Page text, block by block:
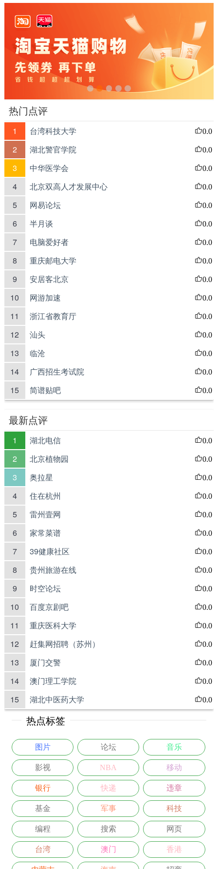
热门点评
1 台湾科技大学 0.0
2 湖北警官学院 0.0
3 中华医学会 0.0
4 北京双高人才发展中心 0.0
5 网易论坛 0.0
6 半月谈 0.0
7 电脑爱好者 0.0
8 重庆邮电大学 0.0
9 安居客北京 0.0
10 网游加速 0.0
11 浙江省教育厅 0.0
12 汕头 0.0
13 临沧 0.0
14 广西招生考试院 0.0
15 简谱贴吧 0.0
最新点评
1 湖北电信 0.0
2 北京植物园 0.0
3 奥拉星 0.0
4 住在杭州 0.0
5 雷州壹网 0.0
6 家常菜谱 0.0
7 39健康社区 0.0
8 贵州旅游在线 0.0
9 时空论坛 0.0
10 百度京剧吧 0.0
11 重庆医科大学 0.0
12 赶集网招聘（苏州） 0.0
13 厦门交警 0.0
14 澳门理工学院 0.0
15 湖北中医药大学 0.0
热点标签
图片 论坛 音乐
影视 NBA 移动
银行 快递 违章
基金 军事 科技
编程 搜索 网页
台湾 澳门 香港